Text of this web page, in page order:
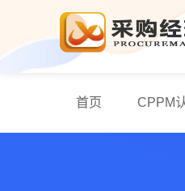
首页 CPPM